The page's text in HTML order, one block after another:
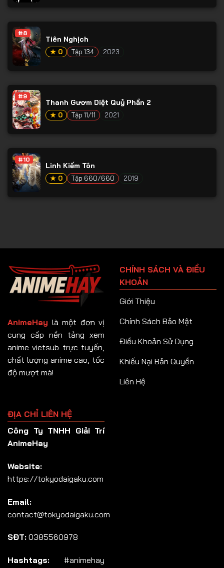
#8
Tiên Nghịch
★ 0 Tập 134 2023
#9
Thanh Gươm Diệt Quỷ Phần 2
★ 0 Tập 11/11 2021
#10
Linh Kiếm Tôn
★ 0 Tập 660/660 2019
AnimeHay là một đơn vị
cung cấp nền tảng xem
anime vietsub trực tuyến,
chất lượng anime cao, tốc
độ mượt mà!
CHÍNH SÁCH VÀ ĐIỀU
KHOẢN
Giới Thiệu
Chính Sách Bảo Mật
Điều Khoản Sử Dụng
Khiếu Nại Bản Quyền
Liên Hệ
ĐỊA CHỈ LIÊN HỆ
Công Ty TNHH Giải Trí
AnimeHay
Website:
https://tokyodaigaku.com
Email:
contact@tokyodaigaku.com
SĐT: 0385560978
Hashtags: #animehay